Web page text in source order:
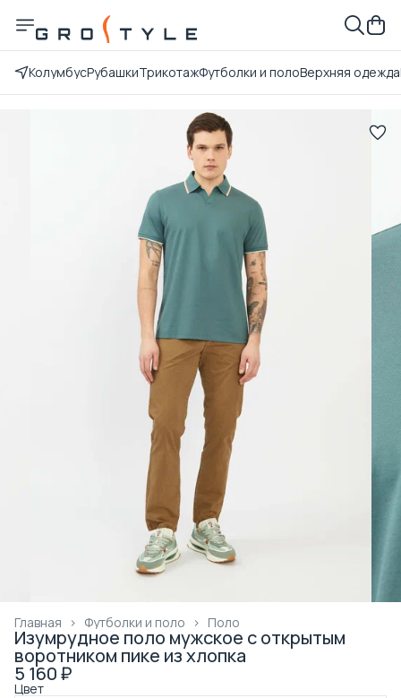
КолумбусРубашкиТрикотажФутболки и полоВерхняя одежда
Поло
Футболки и поло ›
Главная ›
Изумрудное поло мужское с открытым
воротником пике из хлопка
5 160 ₽
Цвет